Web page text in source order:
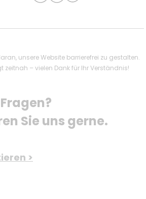
unsere Website barrierefrei zu gestalten.
zeitnah – vielen Dank für Ihr Verständnis!
Sie uns gerne.
>